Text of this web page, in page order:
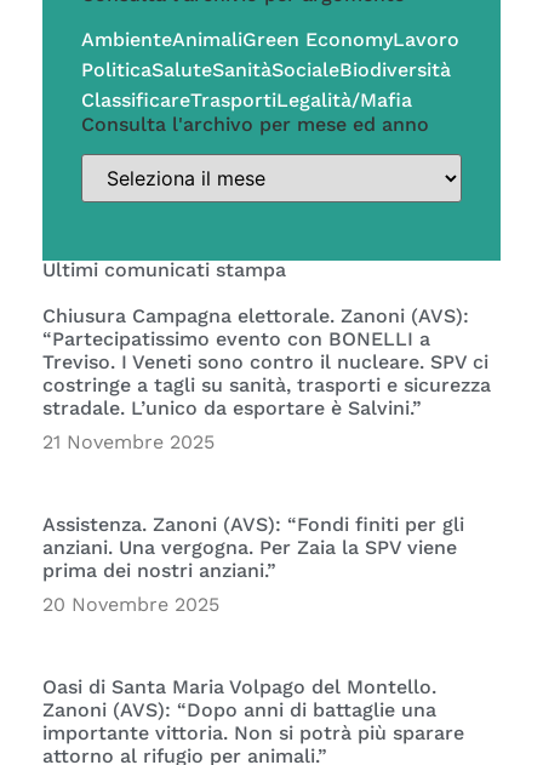
AmbienteAnimaliGreen EconomyLavoro
PoliticaSaluteSanitàSocialeBiodiversità
ClassificareTrasportiLegalità/Mafia
Consulta l'archivo per mese ed anno
Ultimi comunicati stampa
Chiusura Campagna elettorale. Zanoni (AVS):
“Partecipatissimo evento con BONELLI a
Treviso. I Veneti sono contro il nucleare. SPV ci
costringe a tagli su sanità, trasporti e sicurezza
stradale. L’unico da esportare è Salvini.”
21 Novembre 2025
Assistenza. Zanoni (AVS): “Fondi finiti per gli
anziani. Una vergogna. Per Zaia la SPV viene
prima dei nostri anziani.”
20 Novembre 2025
Oasi di Santa Maria Volpago del Montello.
Zanoni (AVS): “Dopo anni di battaglie una
importante vittoria. Non si potrà più sparare
attorno al rifugio per animali.”